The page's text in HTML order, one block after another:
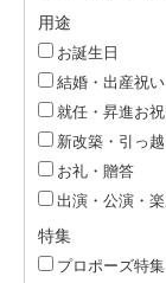
用途
お誕生日
結婚・出産祝い
就任・昇進お
新改築・引っ
お礼・贈答
出演・公演・
特集
プロポーズ特集